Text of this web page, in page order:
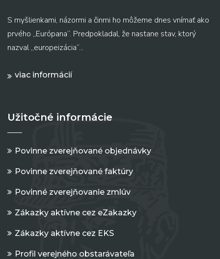
S myšlienkami, názormi a činmi ho môžeme dnes vnímať ako
prvého „Európana“. Predpokladal, že nastane stav, ktorý
nazval „europeizácia“...
viac informácií
Užitočné informácie
Povinne zverejňované objednávky
Povinne zverejňované faktúry
Povinné zverejňovanie zmlúv
Zákazky aktívne cez eZakazky
Zákazky aktívne cez EKS
Profil verejného obstarávateľa